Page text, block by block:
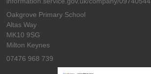
Oakgrove Primary School
Altas Way
MK10 9SG
Milton Keynes
07476 968 739